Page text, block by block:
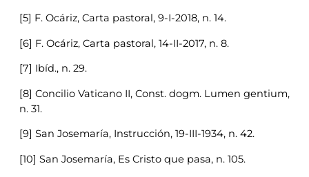
[5] F. Ocáriz, Carta pastoral, 9-I-2018, n. 14.
[6] F. Ocáriz, Carta pastoral, 14-II-2017, n. 8.
[7] Ibíd., n. 29.
[8] Concilio Vaticano II, Const. dogm. Lumen gentium,
n. 31.
[9] San Josemaría, Instrucción, 19-III-1934, n. 42.
[10] San Josemaría, Es Cristo que pasa, n. 105.